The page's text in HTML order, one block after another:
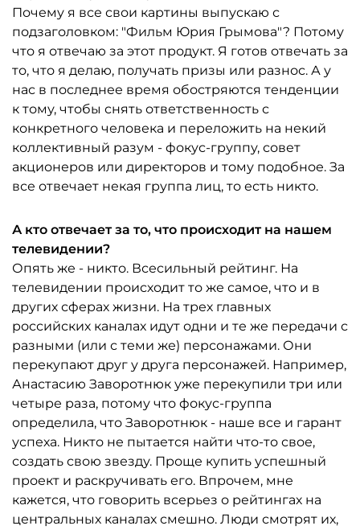
Почему я все свои картины выпускаю с
подзаголовком: "Фильм Юрия Грымова"? Потому
что я отвечаю за этот продукт. Я готов отвечать за
то, что я делаю, получать призы или разнос. А у
нас в последнее время обостряются тенденции
к тому, чтобы снять ответственность с
конкретного человека и переложить на некий
коллективный разум - фокус-группу, совет
акционеров или директоров и тому подобное. За
все отвечает некая группа лиц, то есть никто.
А кто отвечает за то, что происходит на нашем
телевидении?
Опять же - никто. Всесильный рейтинг. На
телевидении происходит то же самое, что и в
других сферах жизни. На трех главных
российских каналах идут одни и те же передачи с
разными (или с теми же) персонажами. Они
перекупают друг у друга персонажей. Например,
Анастасию Заворотнюк уже перекупили три или
четыре раза, потому что фокус-группа
определила, что Заворотнюк - наше все и гарант
успеха. Никто не пытается найти что-то свое,
создать свою звезду. Проще купить успешный
проект и раскручивать его. Впрочем, мне
кажется, что говорить всерьез о рейтингах на
центральных каналах смешно. Люди смотрят их,